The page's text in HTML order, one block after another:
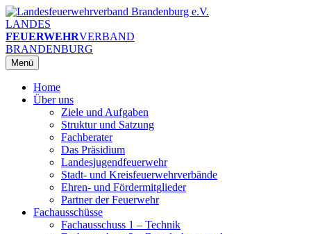
Zum
Inhalt
springen
LANDES
FEUERWEHRVERBAND
BRANDENBURG
Menü
Home
Über uns
Ziele und Aufgaben
Struktur und Satzung
Fachberater
Das Präsidium
Landesjugendfeuerwehr
Stadt- und Kreisfeuerwehrverbände
Ehren- und Fördermitglieder
Partner der Feuerwehr
Fachausschüsse
Fachausschuss 1 – Technik